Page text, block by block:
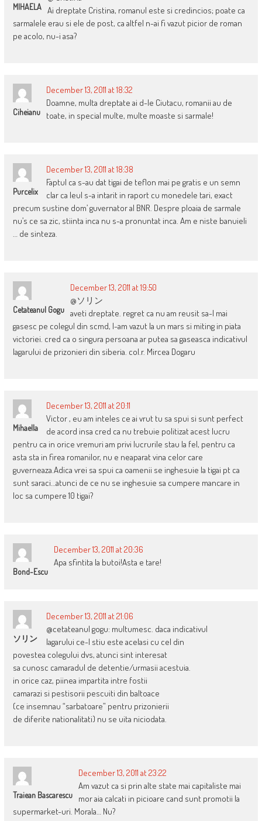
MIHAELA
Ai dreptate Cristina, romanul este si credincios; poate ca
sarmalele erau si ele de post, ca altfel n-ai fi vazut picior de roman
pe acolo, nu-i asa?
Ciheianu
December 13, 2011 at 18:32
Doamne, multa dreptate ai d-le Ciutacu, romanii au de
toate, in special multe, multe moaste si sarmale!
Purcelix
December 13, 2011 at 18:38
Faptul ca s-au dat tigai de teflon mai pe gratis e un semn
clar ca leul s-a intarit in raport cu monedele tari, exact
precum sustine dom’ guvernator al BNR. Despre ploaia de sarmale
nu’s ce sa zic, stiinta inca nu s-a pronuntat inca. Am e niste banuieli
… de sinteza.
Cetateanul Gogu
December 13, 2011 at 19:50
@ソリン
aveti dreptate. regret ca nu am reusit sa-l mai
gasesc pe colegul din scmd, l-am vazut la un mars si miting in piata
victoriei. cred ca o singura persoana ar putea sa gaseasca indicativul
lagarului de prizonieri din siberia. col.r. Mircea Dogaru
Mihaella
December 13, 2011 at 20:11
Victor , eu am inteles ce ai vrut tu sa spui si sunt perfect
de acord insa cred ca nu trebuie politizat acest lucru
pentru ca in orice vremuri am privi lucrurile stau la fel, pentru ca
asta sta in firea romanilor, nu e neaparat vina celor care
guverneaza.Adica vrei sa spui ca oamenii se inghesuie la tigai pt ca
sunt saraci…atunci de ce nu se inghesuie sa cumpere mancare in
loc sa cumpere 10 tigai?
Bond-Escu
December 13, 2011 at 20:36
Apa sfintita la butoi!Asta e tare!
ソリン
December 13, 2011 at 21:06
@cetateanul gogu: multumesc. daca indicativul
lagarului ce-l stiu este acelasi cu cel din
povestea colegului dvs, atunci sint interesat
sa cunosc camaradul de detentie/urmasii acestuia.
in orice caz, piinea impartita intre fostii
camarazi si pestisorii pescuiti din baltoace
(ce insemnau “sarbatoare” pentru prizonierii
de diferite nationalitati) nu se uita niciodata.
Traiean Bascarescu
December 13, 2011 at 23:22
Am vazut ca si prin alte state mai capitaliste mai
mor aia calcati in picioare cand sunt promotii la
supermarket-uri. Morala… Nu?